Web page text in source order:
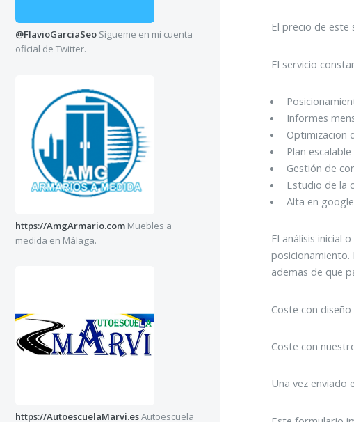
El precio de este
El servicio
Informes
Optimizacion
Plan
Gestión de
Estudio de la
Alta en
El análisis inicial
posicionamiento.
ademas de que
Coste con
Coste con
Una vez
@FlavioGarciaSeo Sígueme en mi cuenta
oficial de Twitter.
https://AmgArmario.com Muebles a
medida en Málaga.
https://AutoescuelaMarvi.esAutoescuela